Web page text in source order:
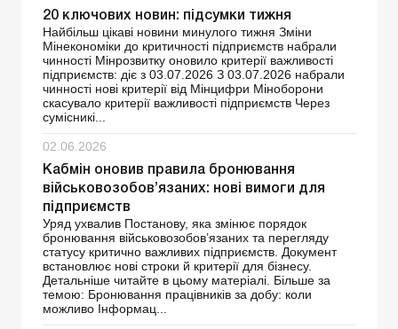
20 ключових новин: підсумки тижня
Найбільш цікаві новини минулого тижня Зміни
Мінекономіки до критичності підприємств набрали
чинності Мінрозвитку оновило критерії важливості
підприємств: діє з 03.07.2026 З 03.07.2026 набрали
чинності нові критерії від Мінцифри Міноборони
скасувало критерії важливості підприємств Через
сумісникі...
02.06.2026
Кабмін оновив правила бронювання
військовозобов’язаних: нові вимоги для
підприємств
Уряд ухвалив Постанову, яка змінює порядок
бронювання військовозобов’язаних та перегляду
статусу критично важливих підприємств. Документ
встановлює нові строки й критерії для бізнесу.
Детальніше читайте в цьому матеріалі. Більше за
темою: Бронювання працівників за добу: коли
можливо Інформац...